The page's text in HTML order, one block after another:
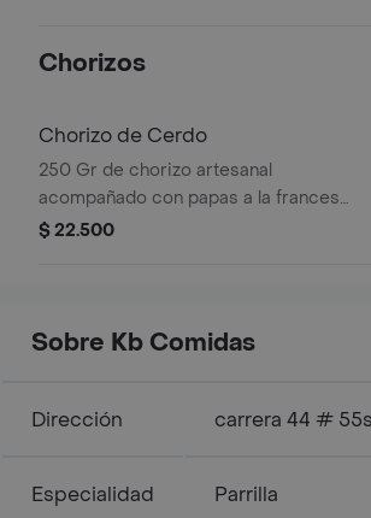
Chorizos
Chorizo de Cerdo
250 Gr de chorizo artesanal
acompañado con papas a la francesa,
arepa con queso mozzarella y
$ 22.500
Sobre Kb Comidas
Dirección carrera 44 #
Especialidad Parrilla